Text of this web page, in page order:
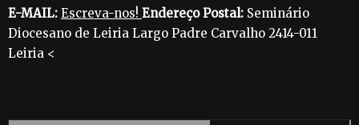
E-MAIL: Escreva-nos! Endereço Postal: Seminário
Diocesano de Leiria Largo Padre Carvalho 2414-011
Leiria <